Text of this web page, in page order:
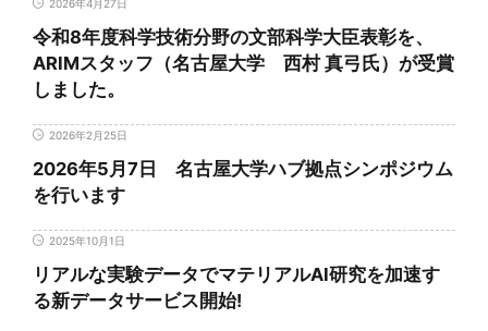
2026年4月27日
令和8年度科学技術分野の文部科学大臣表彰を、
ARIMスタッフ（名古屋大学 西村 真弓氏）が受賞
しました。
2026年2月25日
2026年5月7日 名古屋大学ハブ拠点シンポジウム
を行います
2025年10月1日
リアルな実験データでマテリアルAI研究を加速す
る新データサービス開始!